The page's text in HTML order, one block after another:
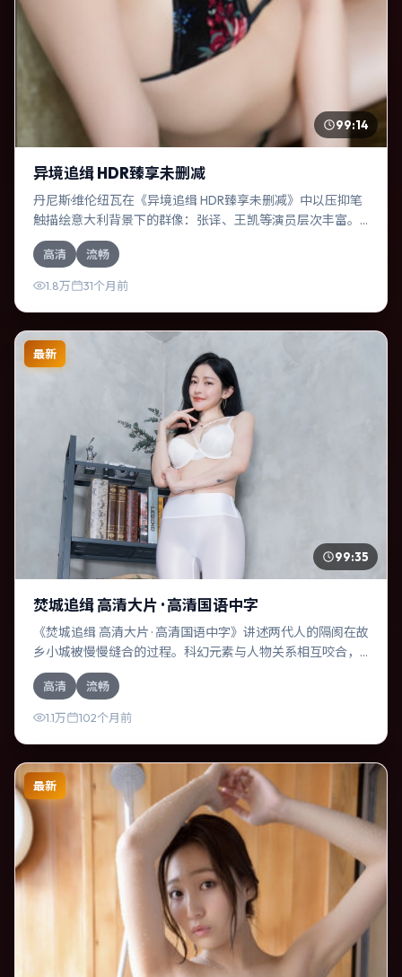
99:14
异境追缉 HDR臻享未删减
丹尼斯·维伦纽瓦在《异境追缉 HDR臻享未删减》中以压抑笔
触描绘意大利背景下的群像：张译、王凯等演员层次丰富。
作为一部奇幻作品，故事从日常裂缝切入，逐步推向不可逆
转的结局；视听语言统一，情感落点克制有力。
高清 流畅
1.8万 31个月前
最新
99:35
焚城追缉 高清大片 · 高清国语中字
《焚城追缉 高清大片 · 高清国语中字》讲述两代人的隔阂在故
乡小城被慢慢缝合的过程。科幻元素与人物关系相互咬合，
凯特·布兰切特、杰西卡·查斯坦的对手戏尤为出彩。导演冯小
刚善于在长镜头中积蓄张力，本片亦在韩国实地取景，增强
真实质感。
高清 流畅
1.1万 102个月前
最新